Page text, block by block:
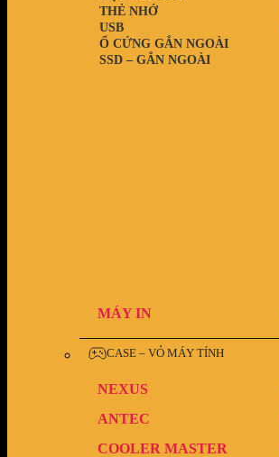
SSD – GẮN NGOÀI
Ổ CỨNG GẮN NGOÀI
USB
THẺ NHỚ
MÁY IN
CASE – VỎ MÁY TÍNH
NEXUS
ANTEC
COOLER MASTER